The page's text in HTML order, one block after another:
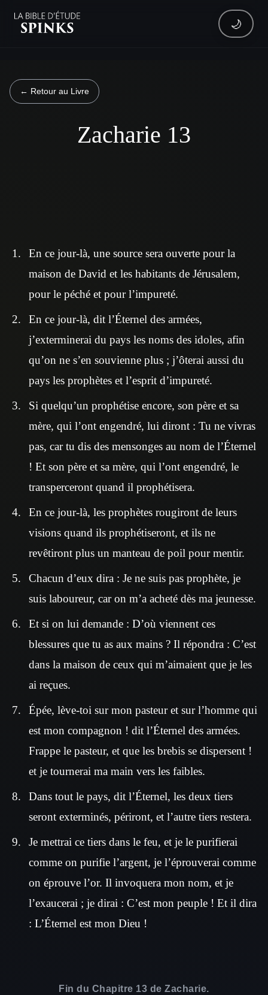
🌙
← Retour au Livre
Zacharie 13
En ce jour-là, une source sera ouverte pour la
maison de David et les habitants de Jérusalem,
pour le péché et pour l’impureté.
En ce jour-là, dit l’Éternel des armées,
j’exterminerai du pays les noms des idoles, afin
qu’on ne s’en souvienne plus ; j’ôterai aussi du
pays les prophètes et l’esprit d’impureté.
Si quelqu’un prophétise encore, son père et sa
mère, qui l’ont engendré, lui diront : Tu ne vivras
pas, car tu dis des mensonges au nom de l’Éternel
! Et son père et sa mère, qui l’ont engendré, le
transperceront quand il prophétisera.
En ce jour-là, les prophètes rougiront de leurs
visions quand ils prophétiseront, et ils ne
revêtiront plus un manteau de poil pour mentir.
Chacun d’eux dira : Je ne suis pas prophète, je
suis laboureur, car on m’a acheté dès ma jeunesse.
Et si on lui demande : D’où viennent ces
blessures que tu as aux mains ? Il répondra : C’est
dans la maison de ceux qui m’aimaient que je les
ai reçues.
Épée, lève-toi sur mon pasteur et sur l’homme qui
est mon compagnon ! dit l’Éternel des armées.
Frappe le pasteur, et que les brebis se dispersent !
et je tournerai ma main vers les faibles.
Dans tout le pays, dit l’Éternel, les deux tiers
seront exterminés, périront, et l’autre tiers restera.
Je mettrai ce tiers dans le feu, et je le purifierai
comme on purifie l’argent, je l’éprouverai comme
on éprouve l’or. Il invoquera mon nom, et je
l’exaucerai ; je dirai : C’est mon peuple ! Et il dira
: L’Éternel est mon Dieu !
Fin du Chapitre 13 de Zacharie.